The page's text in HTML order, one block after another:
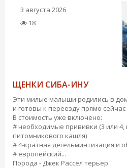
3 августа 2026
18
ЩЕНКИ СИБА-ИНУ
Эти милые малыши родились в
и готовы к переезду прямо
В стоимость уже включено:
# необходимые прививки (3 или
питомникового кашля)
# 4-кратная дегельминтизация и
# европейский...
Порода - Джек Рассел терьер